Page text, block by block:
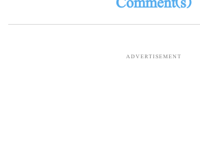
ADVERTISEMENT